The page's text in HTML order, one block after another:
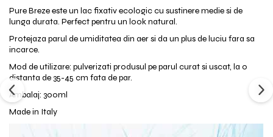
Pure Breze este un lac fixativ ecologic cu sustinere medie si de
lunga durata. Perfect pentru un look natural.
Protejaza parul de umiditatea din aer si da un plus de luciu fara sa
incarce.
Mod de utilizare: pulverizati produsul pe parul curat si uscat, la o
distanta de 35-45 cm fata de par.
Ambalaj: 300ml
Made in Italy